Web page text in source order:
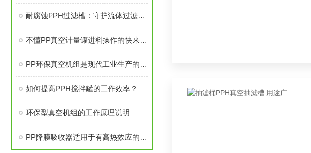
耐腐蚀PPH过滤槽：守护流体过滤的稳定运行
不懂PP真空计量罐进料操作的快来看看本篇
PP环保真空机组是现代工业生产的选择
如何提高PPH搅拌罐的工作效率？
环保型真空机组的工作原理说明
PP降膜吸收器适用于有高热效应的吸收过程